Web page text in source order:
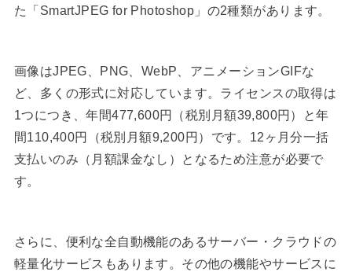
た「SmartJPEG for Photoshop」の2種類があります。
画像はJPEG、PNG、WebP、アニメーションGIFな
ど、多くの形式に対応しています。ライセンスの取得は
1つにつき、年間477,600円（税別月額39,800円）と年
間110,400円（税別月額9,200円）です。12ヶ月分一括
支払いのみ（月額課金なし）となるため注意が必要で
す。
さらに、便利な全自動機能のあるサーバー・クラウドの
軽量化サービスもあります。その他の機能やサービスに